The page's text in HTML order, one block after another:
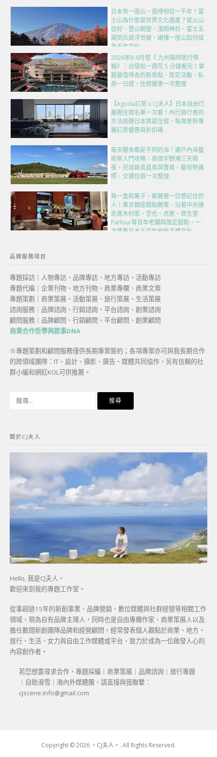
日本有一座山，值得相信一千年！富
士山為什麼是世界文化遺產？從火山
信仰、登山朝聖、淺間神社、富士五
湖到北齋浮世繪，讀懂一座山如何成
為千年文化
2026年8-9月號《 九州福岡旅行情
報》｜出發前一週花 5 分鐘看完！掌
握最值得去的新景點、限定活動、私
房一日遊、住宿優惠一次整理
【Agoda訂房 x CJ夫人】日本自由行
嚴選住宿名單一次看！內行旅行者的
方法挑選日本質感住宿，每周更新專
屬訂房優惠與折扣碼
每天醒來都是不同的海！瀨戶內海藝
術祭入門攻略：夜宿宇野港三天兩
夜，完成跳島直島與豐島、藝術祭護
照、交通住宿一次整理
每一盒和菓子，都藏著一位想記住的
人！東京銀座甜點散策，沿著中央通
走進木村家、空也、虎屋、資生堂
Parlour等百年老舖與限定甜點，一
次匯集日本五百年的伴手禮文化
品牌服務項目
專題採訪｜人物專訪、品牌專訪、地方專訪、活動專訪
專題代編｜企業刊物、地方刊物、商業專欄、商業文案
專題策劃｜商業策展、活動策展、旅行策展、生活策展
諮詢服務｜品牌諮詢、行銷諮詢、平台諮詢、創業諮詢
顧問服務｜品牌顧問、行銷顧問、平台顧問、創業顧問
商業合作哲學與敘事DNA
※專題策劃和顧問服務僅供長期專案簽約；各項專案亦可與我長期合作
的跨領域團隊：IT、設計、攝影、廣告、媒體共同協作，另有信賴的社
群小編和網紅KOL可供推薦。
字:
關於CJ夫人
Hello, 我是CJ夫人。
歡迎來到我的專題工作室。
從事超過15年的新創事業、品牌營銷、數位媒體與社群經營等相關工作
領域，現為自有品牌主理人，同時也是自由專欄作家、商業策展人以及
擔任數間新創團隊品牌和經營顧問，經常發表個人觀點於商業、地方、
旅行、生活、女力與自由工作媒體或平台，致力於成為一位啟發人心的
內容創作者。
若您想要尋求合作，專題採編｜商業策展｜品牌諮詢｜旅行專題
｜自助滑雪｜海內外媒體團，請直接與我聯繫：
cjscene.info@gmail.com
Copyright © 2026 。CJ夫人。. All Rights Reserved.